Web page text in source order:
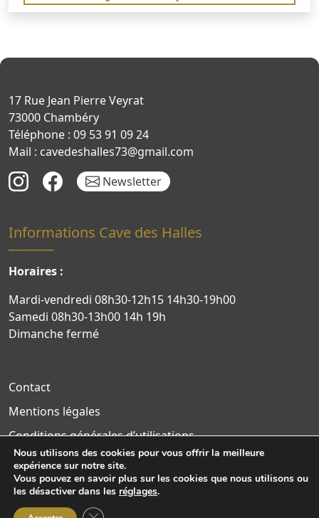
Nous utilisons des cookies pour vous offrir la meilleure
expérience sur notre site.
Vous pouvez en savoir plus sur les cookies que nous utilisons ou
les désactiver dans les réglages.
Fermer la bannière des cookies GDPR
17 Rue Jean Pierre Veyrat
73000 Chambéry
Téléphone : 09 53 91 09 24
Mail : cavedeshalles73@gmail.com
Newsletter
Informations Cave des Halles
Horaires :
Mardi-vendredi 08h30-12h15 14h30-19h00
Samedi 08h30-13h00 14h 19h
Dimanche fermé
Contact
Mentions légales
Conditions générales d’utilisations
Politique de confidentialité
Site WordPress par Nouvel Oeil